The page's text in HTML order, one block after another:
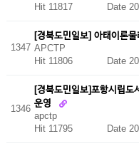
Hit 11817 Date
1347
[경북도민일보] 아태이론
APCTP
Hit 11806
Date
1346
[경북도민일보]포항시립도
운영
apctp
Hit 11795 Date